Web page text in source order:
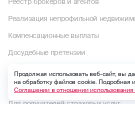
Реализация непрофильной
Компенсационные выплаты
Досудебные претензии
Раскрытие информации
Пользовательское соглашение
Для получателей страховых услуг
Продолжая использовать веб-сайт, вы
на обработку файлов cookie. Подробная
Соглашении в отношении